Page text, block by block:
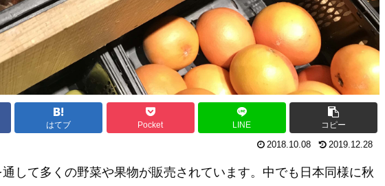
はてブ Pocket LINE コピー
2018.10.08 2019.12.28
して多くの野菜や果物が販売されています。中でも日本同様に秋